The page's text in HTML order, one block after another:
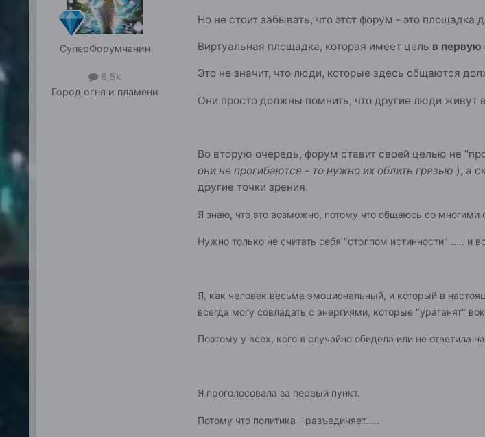
СуперФорумчанин
6,5k
Город огня и пламени
Но не стоит забывать, что этот форум - это
Виртуальная площадка, которая имеет цель в первую
Это не значит, что люди, которые здесь общаются
Они просто должны помнить, что другие люди живут
Во вторую очередь, форум ставит своей целью не
они не прогибаются - то нужно их облить грязью ), а
другие точки зрения.
Я знаю, что это возможно, потому что общаюсь со
Нужно только не считать себя "столпом истинности" ..... и
Я, как человек весьма эмоциональный, и который в
всегда могу совладать с энергиями, которые "ураганят"
Поэтому у всех, кого я случайно обидела или не ответила
Я проголосовала за первый пункт.
Потому что политика - разъединяет.....